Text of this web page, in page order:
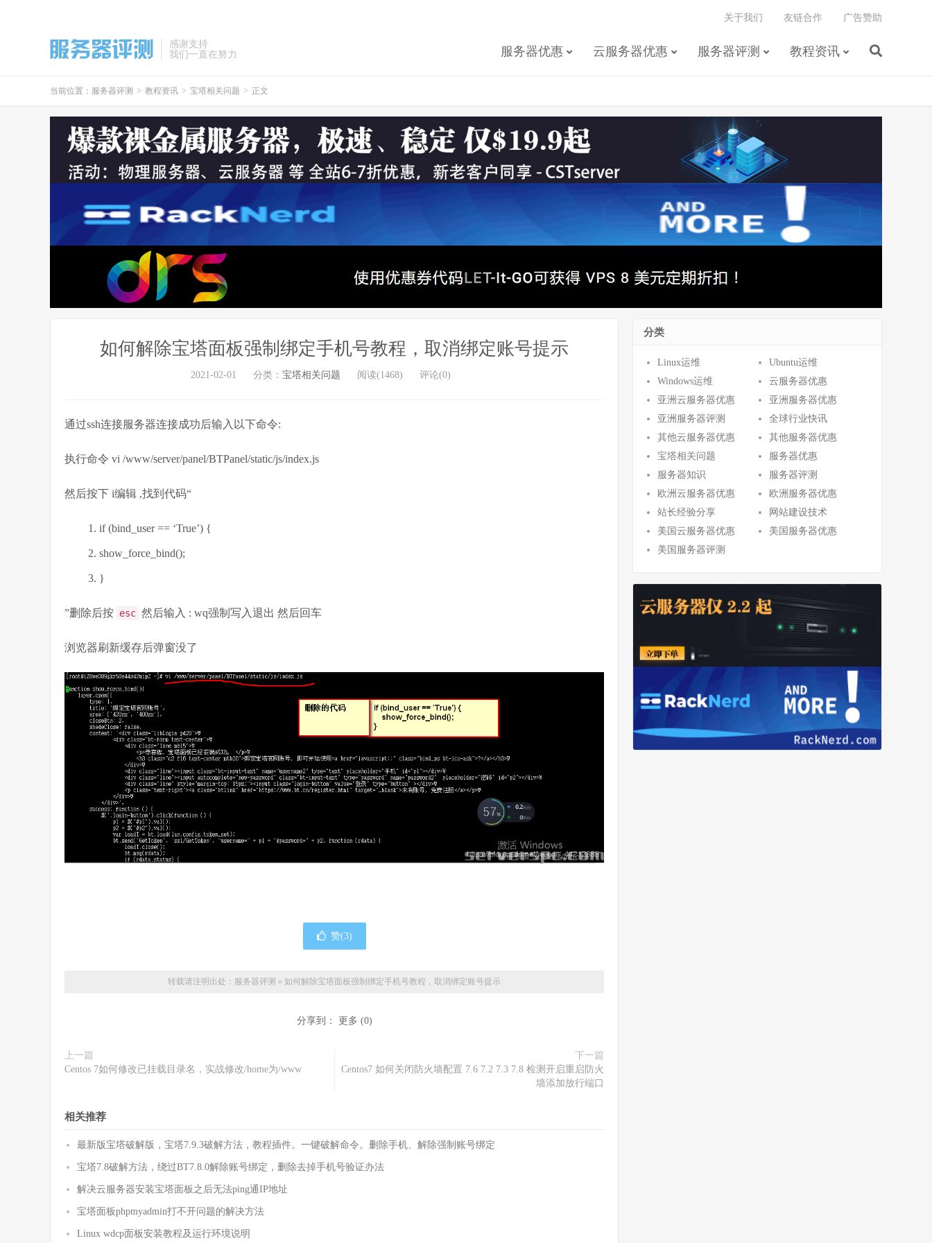
感谢支持
我们一直在努力
服务器优惠 云服务器优惠 服务器评测 教程资讯
关于我们 友链合作 广告赞助
当前位置： 服务器评测 > 教程资讯 > 宝塔相关问题 > 正文
如何解除宝塔面板强制绑定手机号教程，取消绑定账号提示
2021-02-01 分类： 宝塔相关问题 阅读(1468) 评论(0)
通过ssh连接服务器连接成功后输入以下命令:
执行命令 vi /www/server/panel/BTPanel/static/js/index.js
然后按下 i编辑 ,找到代码“
if (bind_user == ‘True’) {
show_force_bind();
}
”删除后按 esc 然后输入 : wq强制写入退出 然后回车
浏览器刷新缓存后弹窗没了
赞(3)
转载请注明出处： 服务器评测 » 如何解除宝塔面板强制绑定手机号教程，取消绑定账号提示
分享到： 更多 (0)
上一篇
Centos 7如何修改已挂载目录名，实战修改/home为/www
下一篇
Centos7 如何关闭防火墙配置 7.6 7.2 7.3 7.8 检测开启重启防火
墙添加放行端口
相关推荐
最新版宝塔破解版，宝塔7.9.3破解方法，教程插件。一键破解命令。删除手机、解除强制账号绑定
宝塔7.8破解方法，绕过BT7.8.0解除账号绑定，删除去掉手机号验证办法
解决云服务器安装宝塔面板之后无法ping通IP地址
宝塔面板phpmyadmin打不开问题的解决方法
Linux wdcp面板安装教程及运行环境说明
分类
Linux运维
Ubuntu运维
Windows运维
云服务器优惠
亚洲云服务器优惠
亚洲服务器优惠
亚洲服务器评测
全球行业快讯
其他云服务器优惠
其他服务器优惠
宝塔相关问题
服务器优惠
服务器知识
服务器评测
欧洲云服务器优惠
欧洲服务器优惠
站长经验分享
网站建设技术
美国云服务器优惠
美国服务器优惠
美国服务器评测